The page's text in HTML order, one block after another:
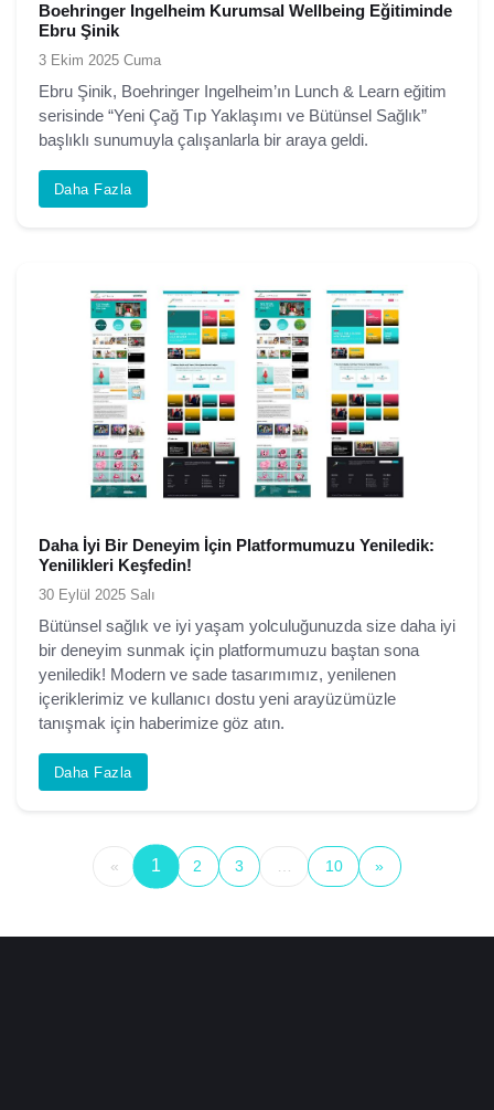
Boehringer Ingelheim Kurumsal Wellbeing Eğitiminde
Ebru Şinik
3 Ekim 2025 Cuma
Ebru Şinik, Boehringer Ingelheim’ın Lunch & Learn eğitim
serisinde “Yeni Çağ Tıp Yaklaşımı ve Bütünsel Sağlık”
başlıklı sunumuyla çalışanlarla bir araya geldi.
Daha Fazla
Daha İyi Bir Deneyim İçin Platformumuzu Yeniledik:
Yenilikleri Keşfedin!
30 Eylül 2025 Salı
Bütünsel sağlık ve iyi yaşam yolculuğunuzda size daha iyi
bir deneyim sunmak için platformumuzu baştan sona
yeniledik! Modern ve sade tasarımımız, yenilenen
içeriklerimiz ve kullanıcı dostu yeni arayüzümüzle
tanışmak için haberimize göz atın.
Daha Fazla
« 1 2 3 10 »